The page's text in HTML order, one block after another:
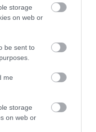
storage
on web or
be sent to
me
storage
on web or
kísérő
Campanella